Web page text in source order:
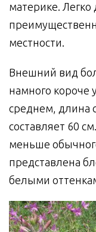
материке. Легко
местности.
Внешний вид
намного короче
среднем, длина
составляет 60
меньше
представлена
белыми